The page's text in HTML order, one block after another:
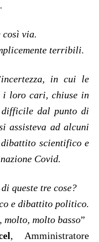
così via.
terribili.
in cui le
i loro cari, chiuse in
difficile dal punto di
assisteva ad alcuni
dibattito scientifico e
Covid.
queste tre cose?
e dibattito politico.
molto, molto basso”
, Amministratore